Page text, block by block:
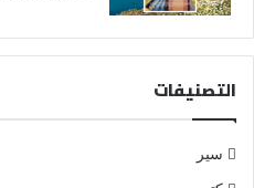
التصنيفات
سير